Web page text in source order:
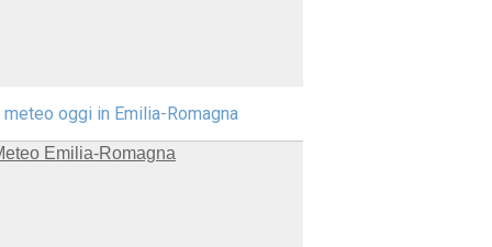
meteo oggi in Emilia-Romagna